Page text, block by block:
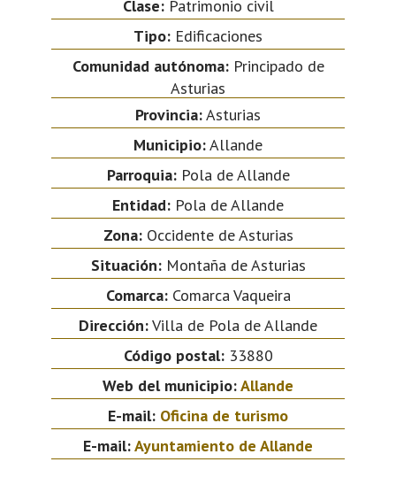
Clase:Patrimonio civil
Tipo: Edificaciones
Comunidad autónoma:Principado de
Asturias
Provincia:Asturias
Municipio:Allande
Parroquia:Pola de Allande
Entidad: Pola de Allande
Zona:Occidente de Asturias
Situación:Montaña de Asturias
Comarca:Comarca Vaqueira
Dirección:Villa de Pola de Allande
Código postal:33880
Web del municipio:Allande
E-mail: Oficina de turismo
E-mail:Ayuntamiento de Allande